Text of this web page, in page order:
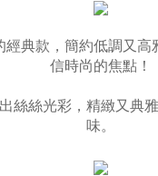
經典款，簡約低調又高
信時尚的焦點！
絲絲光彩​​，精緻又典
味。​​